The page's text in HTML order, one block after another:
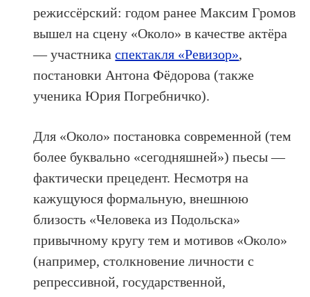
режиссёрский: годом ранее Максим Громов
вышел на сцену «Около» в качестве актёра
— участникаспектакля «Ревизор»,
постановки Антона Фёдорова (также
ученика Юрия Погребничко).
Для «Около» постановка современной (тем
более буквально «сегодняшней») пьесы —
фактически прецедент. Несмотря на
кажущуюся формальную, внешнюю
близость «Человека из Подольска»
привычному кругу тем и мотивов «Около»
(например, столкновение личности с
репрессивной, государственной,